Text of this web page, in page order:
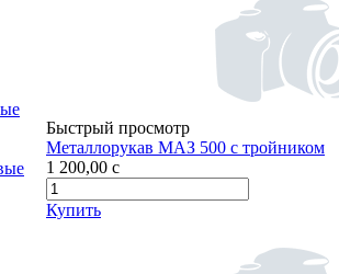
Быстрый просмотр
Металлорукав МАЗ 500 с тройником
1 200,00 c
Купить